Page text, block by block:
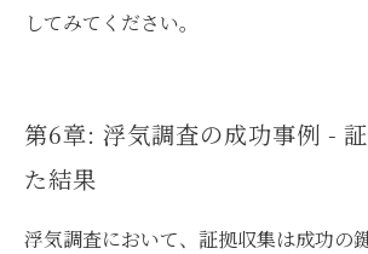
してみてください。
第6章: 浮気調査の成功事例 -
た結果
浮気調査において、証拠収集は成功の